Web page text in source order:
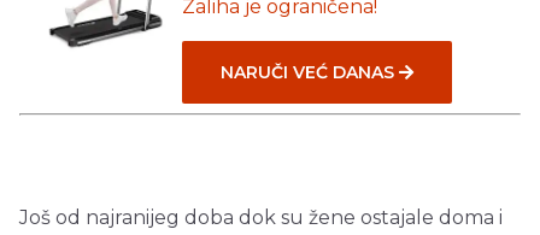
Zaliha je ograničena!
NARUČI VEĆ DANAS
Još od najranijeg doba dok su žene ostajale doma i